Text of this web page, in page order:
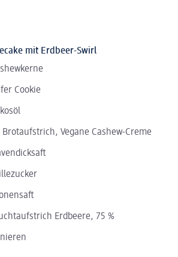
mit Erdbeer-Swirl
Cookie
Vegane Cashew-Creme
Erdbeere, 75 %